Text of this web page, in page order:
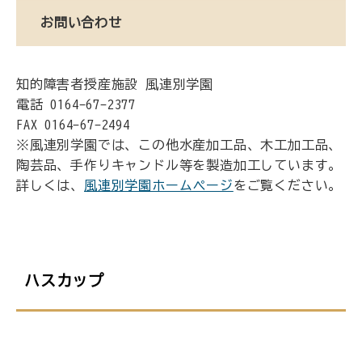
お問い合わせ
知的障害者授産施設 風連別学園
電話 0164-67-2377
FAX 0164-67-2494
※風連別学園では、この他水産加工品、木工加工品、
陶芸品、手作りキャンドル等を製造加工しています。
詳しくは、 風連別学園ホームページをご覧ください。
ハスカップ